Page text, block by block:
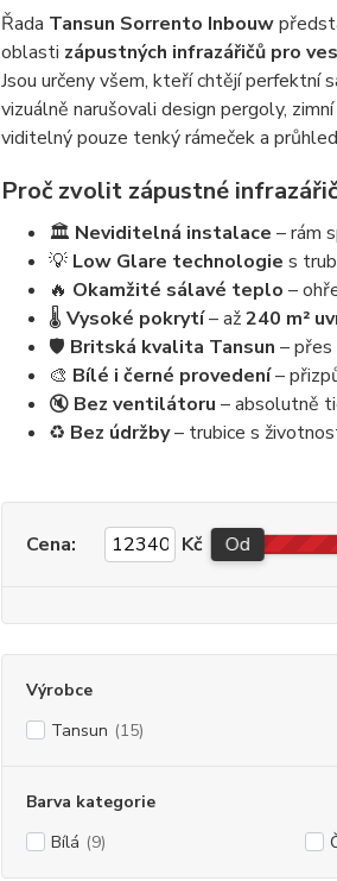
Řada Tansun Sorrento Inbouw
oblasti zápustných infrazářičů pro
Jsou určeny všem, kteří chtějí perfektní
vizuálně narušovali design pergoly,
viditelný pouze tenký rámeček a
Proč zvolit zápustné
🏛️ Neviditelná instalace – rám
💡 Low Glare technologie s
🔥 Okamžité sálavé teplo –
🌡️ Vysoké pokrytí– až240 m²
🛡️ Britská kvalita Tansun –
🎨 Bílé i černé provedení–
🔇 Bez ventilátoru – absolutně
♻️ Bez údržby– trubice s
Cena: Kč Od
Výrobce
Tansun (15)
Barva kategorie
Bílá (9)